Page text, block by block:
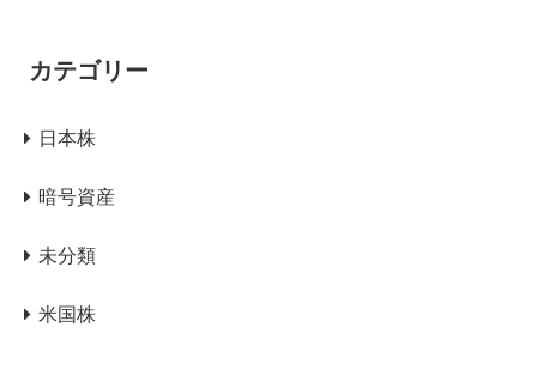
カテゴリー
日本株
暗号資産
未分類
米国株